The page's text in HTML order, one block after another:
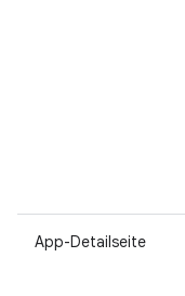
App-Detailseite